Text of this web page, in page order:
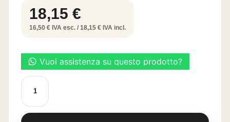
18,15 €
16,50 € IVA esc. / 18,15 € IVA incl.
Cialda
alimentare
"Loto"
quantità